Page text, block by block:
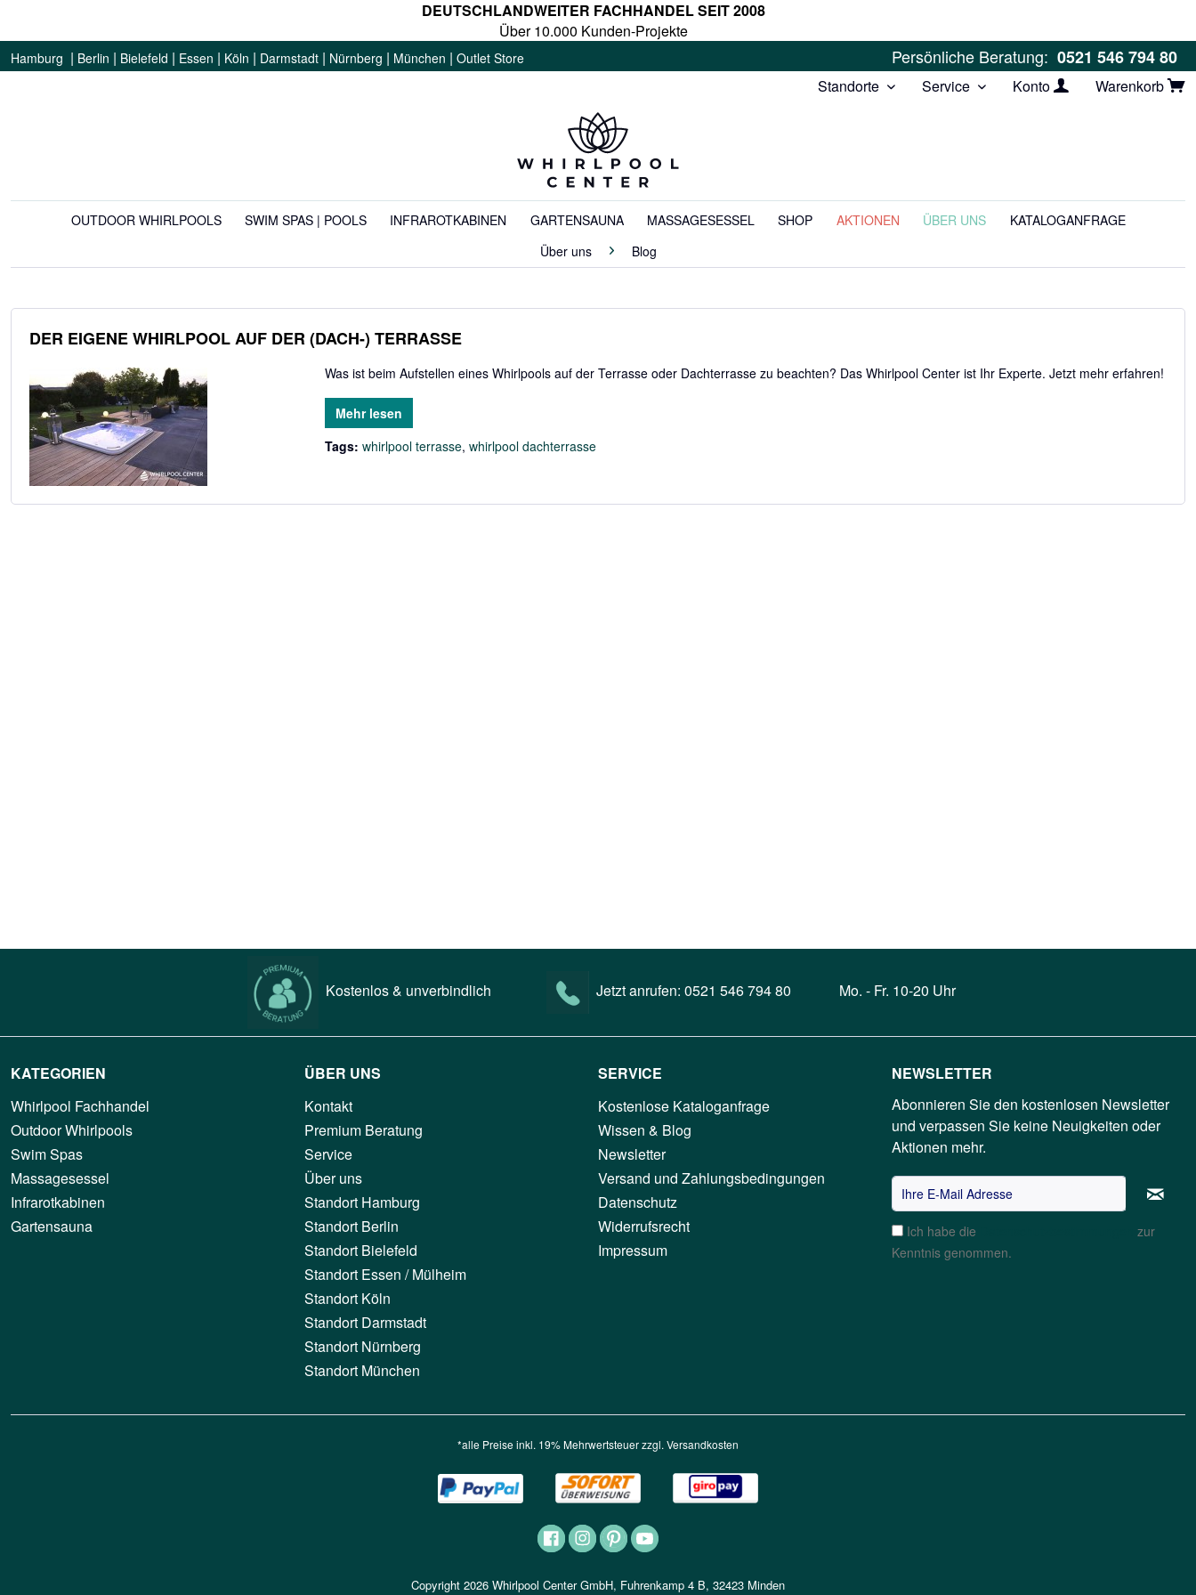
DEUTSCHLANDWEITER FACHHANDEL SEIT 2008
Über 10.000 Kunden-Projekte
Hamburg | Berlin | Bielefeld | Essen | Köln | Darmstadt | Nürnberg | München | Outlet Store Persönliche Beratung: 0521 546 794 80
Standorte Service Konto Warenkorb
OUTDOOR WHIRLPOOLS SWIM SPAS | POOLS INFRAROTKABINEN GARTENSAUNA MASSAGESESSEL SHOP AKTIONEN ÜBER UNS
KATALOGANFRAGE
Über uns
Blog
DER EIGENE WHIRLPOOL AUF DER (DACH-) TERRASSE
Was ist beim Aufstellen eines Whirlpools auf der Terrasse oder Dachterrasse zu beachten? Das Whirlpool Center ist Ihr Experte. Jetzt mehr erfahren!
Mehr lesen
Tags: whirlpool terrasse,whirlpool dachterrasse
Kostenlos & unverbindlich Jetzt anrufen: 0521 546 794 80 Mo. - Fr. 10-20 Uhr
KATEGORIEN
Whirlpool Fachhandel
Outdoor Whirlpools
Swim Spas
Massagesessel
Infrarotkabinen
Gartensauna
ÜBER UNS
Kontakt
Premium Beratung
Service
Über uns
Standort Hamburg
Standort Berlin
Standort Bielefeld
Standort Essen / Mülheim
Standort Köln
Standort Darmstadt
Standort Nürnberg
Standort München
SERVICE
Kostenlose Kataloganfrage
Wissen & Blog
Newsletter
Versand und Zahlungsbedingungen
Datenschutz
Widerrufsrecht
Impressum
NEWSLETTER
Abonnieren Sie den kostenlosen Newsletter
und verpassen Sie keine Neuigkeiten oder
Aktionen mehr.
Ich habe die
zur
Kenntnis genommen.
*alle Preise inkl. 19% Mehrwertsteuer zzgl. Versandkosten
Copyright 2026 Whirlpool Center GmbH, Fuhrenkamp 4 B, 32423 Minden